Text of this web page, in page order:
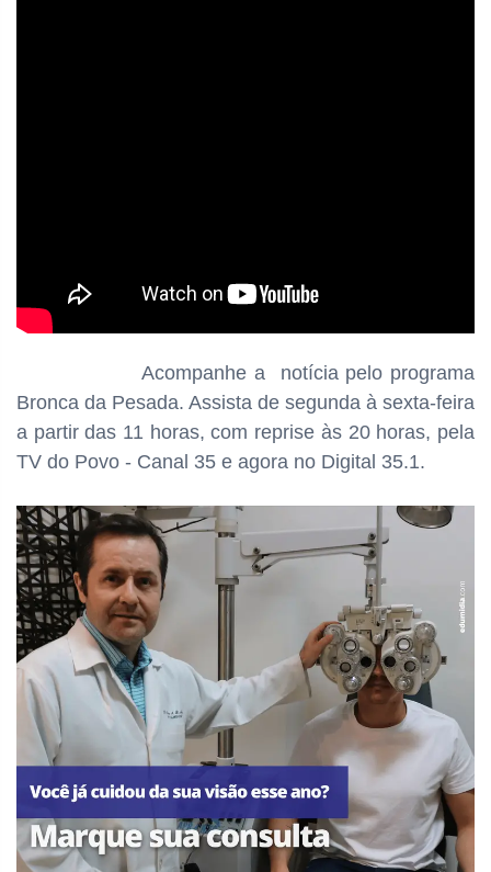
Acompanhe a notícia pelo programa
Bronca da Pesada. Assista de segunda à sexta-feira
a partir das 11 horas, com reprise às 20 horas, pela
TV do Povo - Canal 35 e agora no Digital 35.1.